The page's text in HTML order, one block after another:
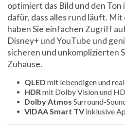
optimiert das Bild und den
dafür, dass alles rund läuft.
haben Sie einfachen Zugriff
Disney+ und YouTube und
sicheren und unkomplizierten
Zuhause.
QLED mit lebendigen und
HDR mit Dolby Vision und
Dolby Atmos Surround-
VIDAA Smart TV inklusive